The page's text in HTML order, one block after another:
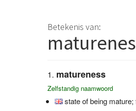
Betekenis van:
matureness
Zelfstandig naamwoord
state of being